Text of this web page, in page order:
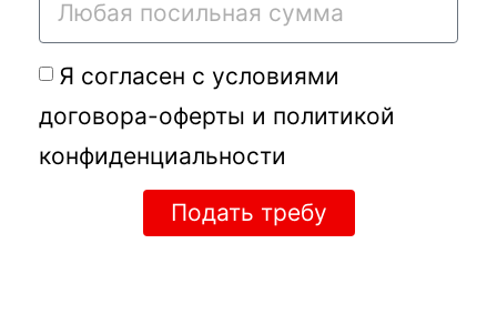
Я согласен с условиями
договора-оферты и политикой
конфиденциальности
Подать требу